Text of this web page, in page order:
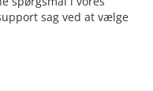
sag ved at vælge